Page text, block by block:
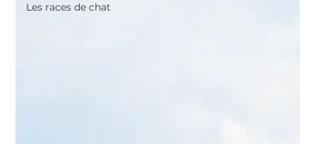
Les races de chat